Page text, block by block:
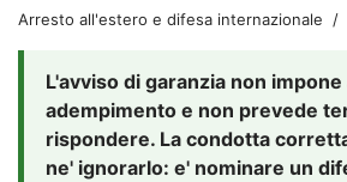
Arresto all'estero e difesa internazionale
L'avviso di garanzia non impone
adempimento e non prevede
rispondere. La condotta
ne' ignorarlo: e' nominare un